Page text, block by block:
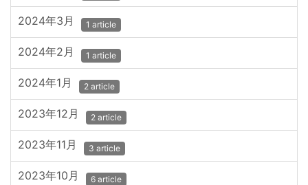
2024年3月 1 article
2024年2月 1 article
2024年1月 2 article
2023年12月 2 article
2023年11月 3 article
2023年10月 6 article